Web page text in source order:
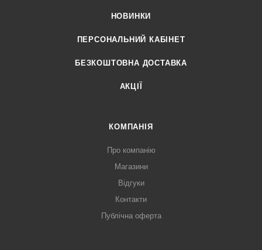
НОВИНКИ
ПЕРСОНАЛЬНИЙ КАБІНЕТ
БЕЗКОШТОВНА ДОСТАВКА
АКЦІЇ
КОМПАНІЯ
Про компанію
Магазини
Відгуки
Контакти
Публічна оферта